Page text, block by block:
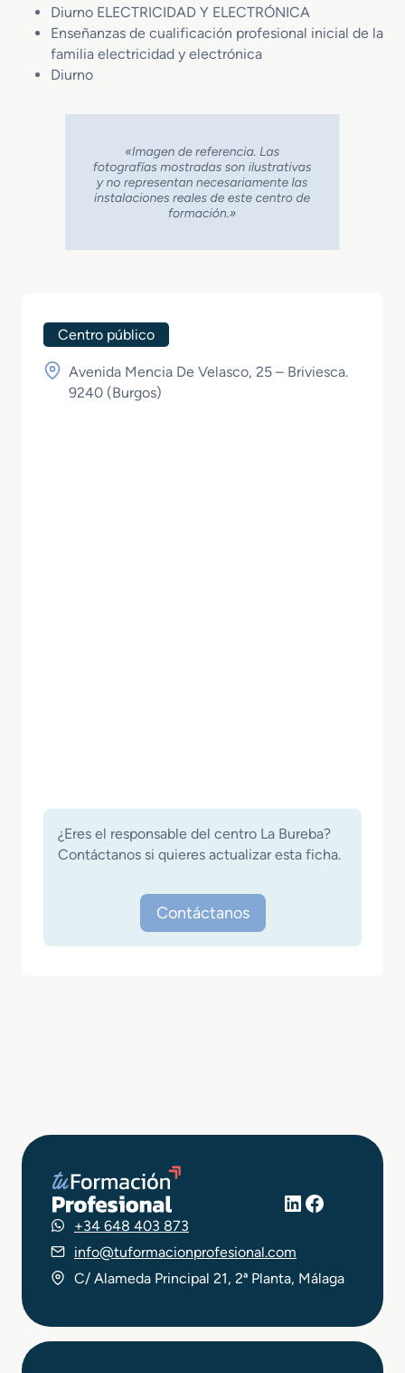
Diurno ELECTRICIDAD Y ELECTRÓNICA
Enseñanzas de cualificación profesional inicial de la
familia electricidad y electrónica
Diurno
Centro público
Avenida Mencia De Velasco, 25 – Briviesca.
9240 (Burgos)
¿Eres el responsable del centro La Bureba?
Contáctanos si quieres actualizar esta ficha.
Contáctanos
LinkedIn
Facebook
+34 648 403 873
info@tuformacionprofesional.com
C/ Alameda Principal 21, 2ª Planta, Málaga